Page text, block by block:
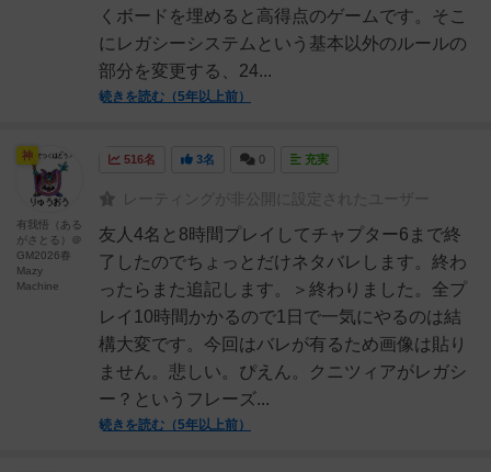
くボードを埋めると高得点のゲームです。そこ
にレガシーシステムという基本以外のルールの
部分を変更する、24...
続きを読む（5年以上前）
516名 3名 0 充実
レーティングが非公開に設定されたユーザー
友人4名と8時間プレイしてチャプター6まで終
了したのでちょっとだけネタバレします。終わ
ったらまた追記します。＞終わりました。全プ
レイ10時間かかるので1日で一気にやるのは結
構大変です。今回はバレが有るため画像は貼り
ません。悲しい。ぴえん。クニツィアがレガシ
ー？というフレーズ...
続きを読む（5年以上前）
神
有我悟（ある
がさとる）＠
GM2026春
Mazy
Machine